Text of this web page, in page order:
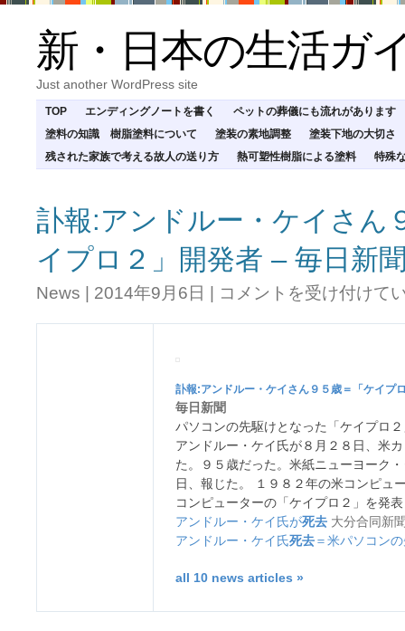
新・日本の生活ガ
Just another WordPress site
TOP エンディングノートを書く
ペットの葬儀にも流れがあります
塗料の知識 樹脂塗料について
塗装の素地調整
塗装下地の大切さ
残された家族で考える故人の送り方
熱可塑性樹脂による塗料 特殊
訃報:アンドルー・ケイさん
イプロ２」開発者 – 毎日新
News | 2014年9月6日 | 訃
ア
ー・
ケ
イ
さ
ん
９
５
歳
＝
イ
ロ
コメントを受け付けて
訃報:アンドルー・ケイさん９５歳＝「ケイプ
毎日新聞
パソコンの先駆けとなった「ケイプロ
アンドルー・ケイ氏が８月２８日、米
た。９５歳だった。米紙ニューヨーク
日、報じた。 １９８２年の米コンピュ
コンピューターの「ケイプロ２」を発
アンドルー・ケイ氏が死去 大分合同新
アンドルー・ケイ氏死去 ＝米パソコン
all 10 news articles »